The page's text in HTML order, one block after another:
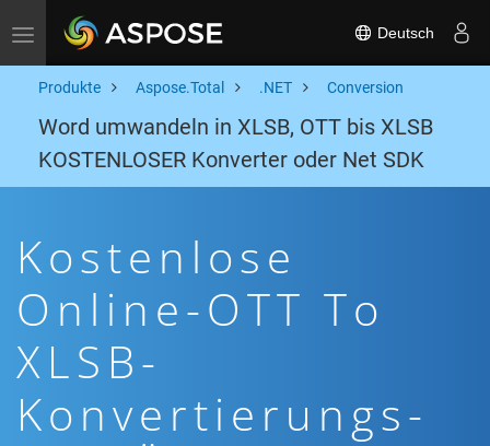
Toggle navigation Deutsch
Produkte Aspose.Total .NET Conversion
Word umwandeln in XLSB, OTT bis XLSB
KOSTENLOSER Konverter oder Net SDK
Kostenlose
Online-OTT To
XLSB-
Konvertierungs-